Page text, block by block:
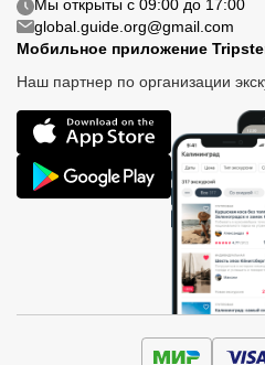
Мы открыты с 09:00 до 17:00
global.guide.org@gmail.com
Мобильное приложение
Наш партнер по организации